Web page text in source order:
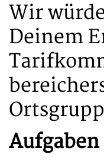
Wir
Deinem